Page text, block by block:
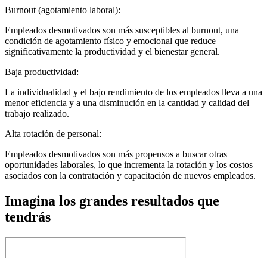
Burnout (agotamiento laboral):
Empleados desmotivados son más susceptibles al burnout, una
condición de agotamiento físico y emocional que reduce
significativamente la productividad y el bienestar general.
Baja productividad:
La individualidad y el bajo rendimiento de los empleados lleva a una
menor eficiencia y a una disminución en la cantidad y calidad del
trabajo realizado.
Alta rotación de personal:
Empleados desmotivados son más propensos a buscar otras
oportunidades laborales, lo que incrementa la rotación y los costos
asociados con la contratación y capacitación de nuevos empleados.
Imagina los grandes resultados que
tendrás